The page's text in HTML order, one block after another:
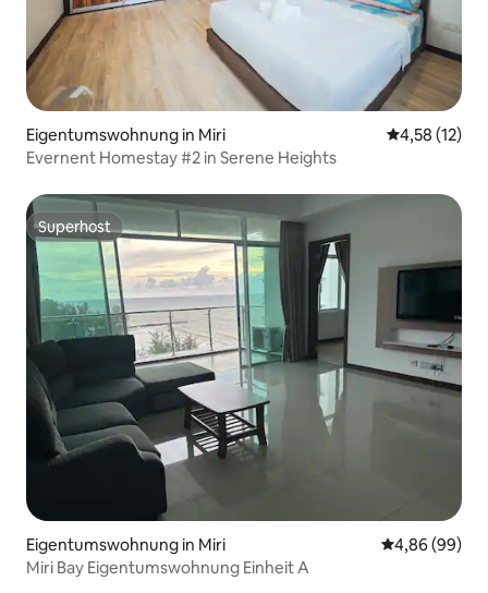
Eigentumswohnung in Miri
4,58 (12)
Evernent Homestay #2 in Serene Heights
Superhost
Superhost
Eigentumswohnung in Miri
4,86 (99)
Miri Bay Eigentumswohnung Einheit A